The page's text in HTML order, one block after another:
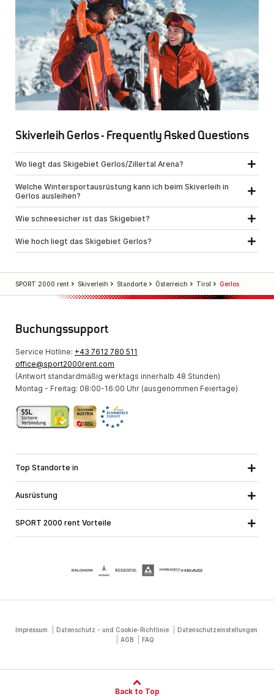
Skiverleih Gerlos - Frequently Asked Questions
Wo liegt das Skigebiet Gerlos/Zillertal Arena?
Welche Wintersportausrüstung kann ich beim Skiverleih in
Gerlos ausleihen?
Wie schneesicher ist das Skigebiet?
Wie hoch liegt das Skigebiet Gerlos?
SPORT 2000 rent Skiverleih Standorte Österreich Tirol Gerlos
Buchungssupport
Service Hotline: +43 7612 780 511
office@sport2000rent.com
(Antwort standardmäßig werktags innerhalb 48 Stunden)
Montag - Freitag: 08:00-16:00 Uhr (ausgenommen Feiertage)
Top Standorte in
Steiermark
Vorarlberg
Ausrüstung
SPORT 2000 rent Vorteile
Impressum Datenschutz - und Cookie-Richtlinie
Datenschutzeinstellungen
AGB
FAQ
Back to Top